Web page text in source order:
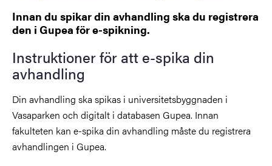
Innan du spikar din avhandling ska du registrera
den i Gupea för e-spikning.
Instruktioner för att e-spika din
avhandling
Din avhandling ska spikas i universitetsbyggnaden i
Vasaparken och digitalt i databasen Gupea. Innan
fakulteten kan e-spika din avhandling måste du registrera
avhandlingen i Gupea.